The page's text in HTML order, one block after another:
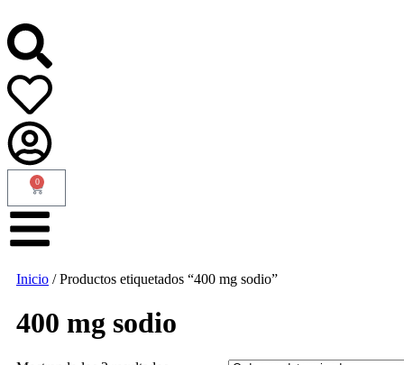
0
Inicio / Productos etiquetados “400 mg sodio”
400 mg sodio